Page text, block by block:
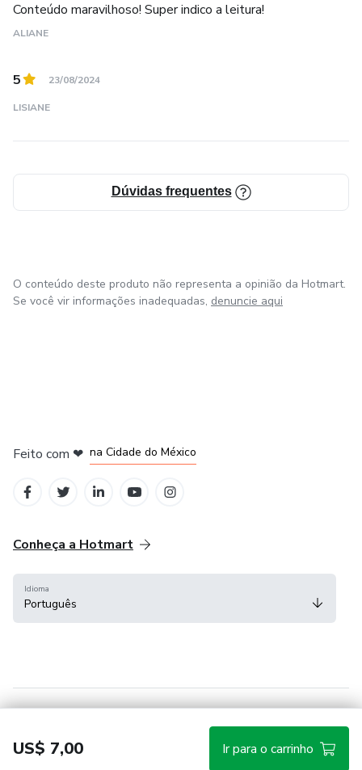
Conteúdo maravilhoso! Super indico a leitura!
ALIANE
5 23/08/2024
LISIANE
Dúvidas frequentes
US$ 7,00 Ir para o carrinho
O conteúdo deste produto não representa a opinião da Hotmart.
Se você vir informações inadequadas, denuncie aqui
Feito com ❤ na Cidade do México
Conheça a Hotmart
Idioma
Português